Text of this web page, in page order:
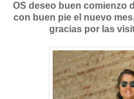
OS deseo buen comienzo
con buen pie el nuevo
gracias por las